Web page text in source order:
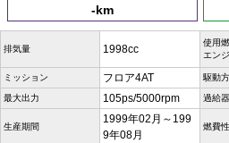
-km
排気量 1998cc
使用
エン
ミッション フロア4AT 駆動
最大出力 105ps/5000rpm 過給
生産期間
1999年02月～199
9年08月
燃費